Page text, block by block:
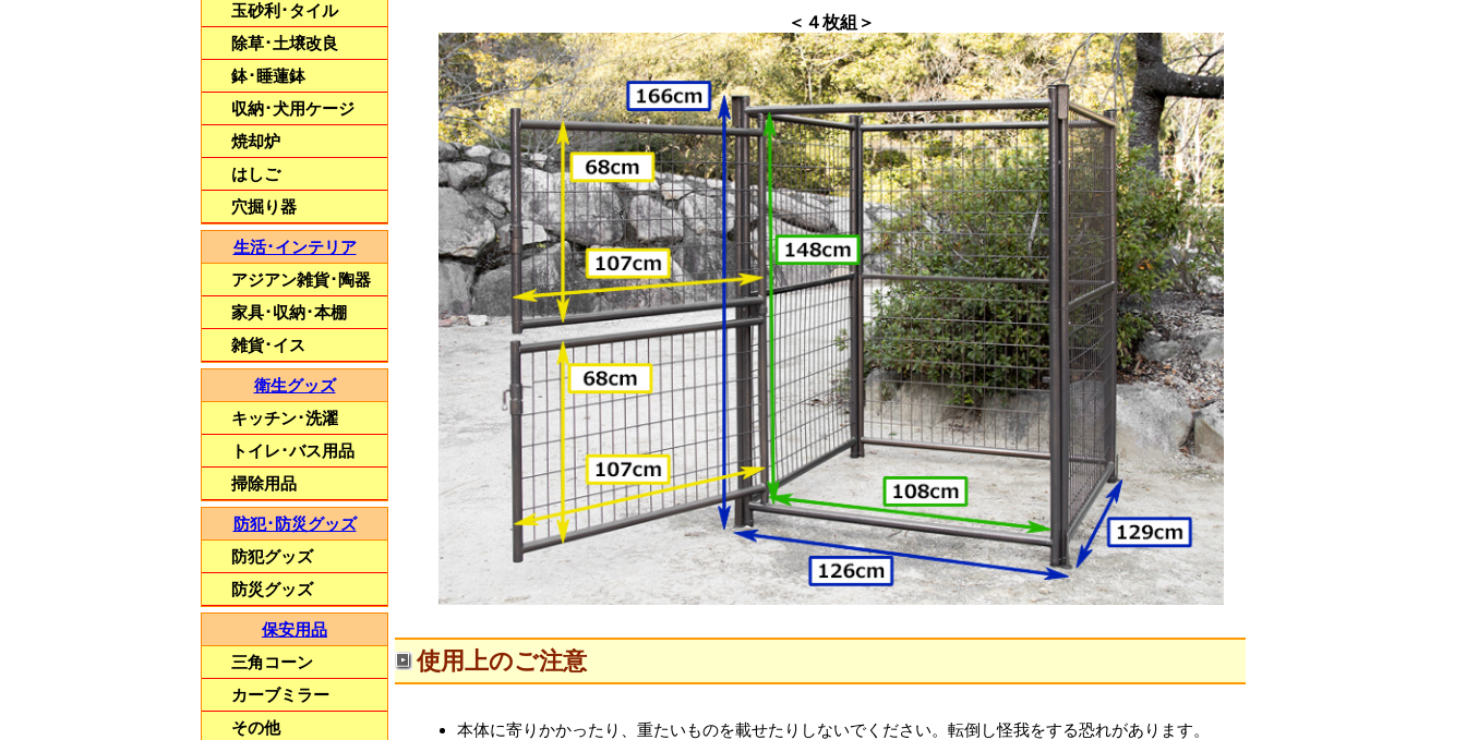
＜４枚組＞
使用上のご注意
本体に寄りかかったり、重たいものを載せたりしないでください。転倒し怪我をする恐れがあります。
武骨なデザインが
空間をオシャレに演出
【アメリカンフェンス】
玉砂利･タイル
除草･土壌改良
鉢･睡蓮鉢
収納･犬用ケージ
焼却炉
はしご
穴掘り器
生活･インテリア
アジアン雑貨･陶器
家具･収納･本棚
雑貨･イス
衛生グッズ
キッチン･洗濯
トイレ･バス用品
掃除用品
防犯･防災グッズ
防犯グッズ
防災グッズ
保安用品
三角コーン
カーブミラー
その他